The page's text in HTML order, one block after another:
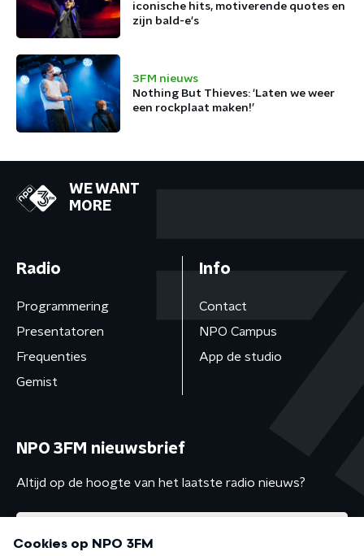
iconische hits, motiverende quotes en
zijn bald-e's
3FM nieuws
Nothing But Thieves: ‘Laten we weer
een rockplaat maken!’
WE WANT
MORE
Radio
Programmering
Presentatoren
Frequenties
Gemist
Info
Contact
NPO Campus
App de studio
NPO 3FM nieuwsbrief
Altijd op de hoogte van het laatste radio nieuws?